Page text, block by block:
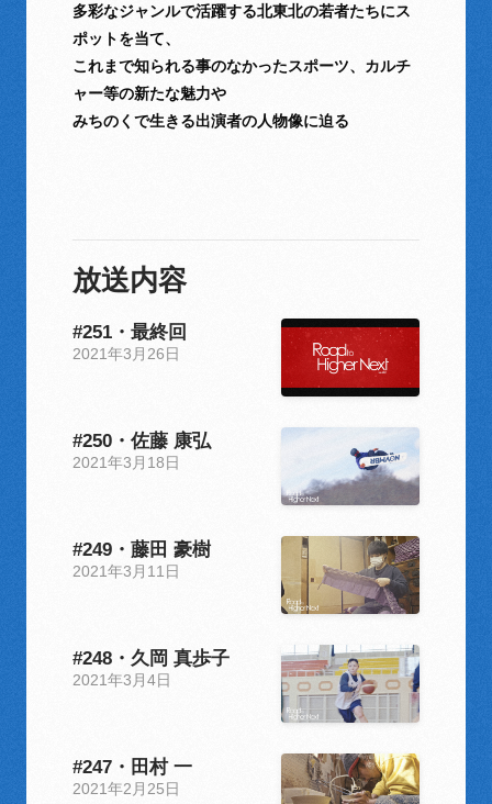
多彩なジャンルで活躍する北東北の若者たちにス
ポットを当て、
これまで知られる事のなかったスポーツ、カルチ
ャー等の新たな魅力や
みちのくで生きる出演者の人物像に迫る
放送内容
#251・最終回
2021年3月26日
#250・佐藤 康弘
2021年3月18日
#249・藤田 豪樹
2021年3月11日
#248・久岡 真歩子
2021年3月4日
#247・田村 一
2021年2月25日